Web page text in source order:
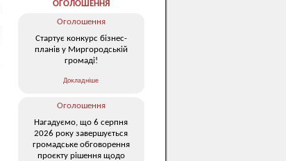
ОГОЛОШЕННЯ
Оголошення
Стартує конкурс бізнес-
планів у Миргородській
громаді!
Докладніше
Оголошення
Нагадуємо, що 6 серпня
2026 року завершується
громадське обговорення
проєкту рішення щодо